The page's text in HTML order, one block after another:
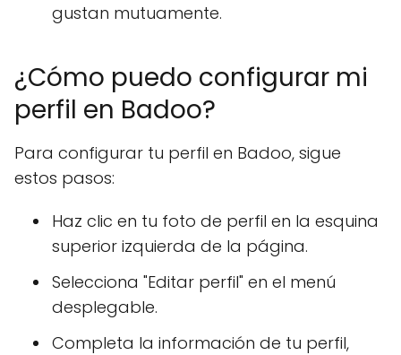
gustan mutuamente.
¿Cómo puedo configurar mi
perfil en Badoo?
Para configurar tu perfil en Badoo, sigue
estos pasos:
Haz clic en tu foto de perfil en la esquina
superior izquierda de la página.
Selecciona "Editar perfil" en el menú
desplegable.
Completa la información de tu perfil,